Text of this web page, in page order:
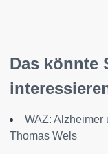
Das könnte
WAZ: Alzheimer
Thomas Wels